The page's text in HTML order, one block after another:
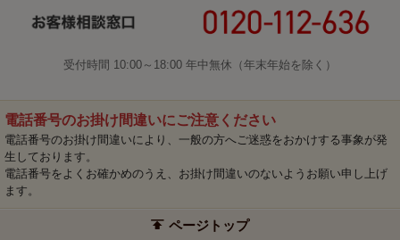
受付時間 10:00～18:00 年中無休（年末年始を除く）
電話番号のお掛け間違いにご注意ください
電話番号のお掛け間違いにより、一般の方へご迷惑をおかけする事象が発
生しております。
電話番号をよくお確かめのうえ、お掛け間違いのないようお願い申し上げ
ます。
ページトップ